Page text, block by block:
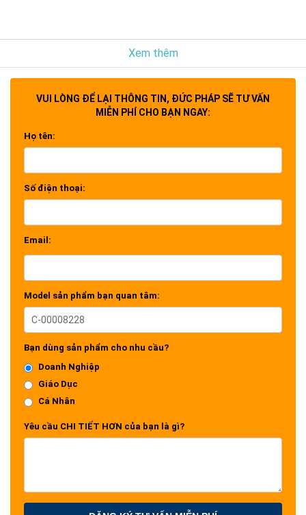
Xem thêm
VUI LÒNG ĐỂ LẠI THÔNG TIN, ĐỨC PHÁP SẼ TƯ VẤN
MIỄN PHÍ CHO BẠN NGAY:
Họ tên:
Số điện thoại:
Email:
Model sản phẩm bạn quan tâm:
Bạn dùng sản phẩm cho nhu cầu?
Doanh Nghiệp
Giáo Dục
Cá Nhân
Yêu cầu CHI TIẾT HƠN của bạn là gì?